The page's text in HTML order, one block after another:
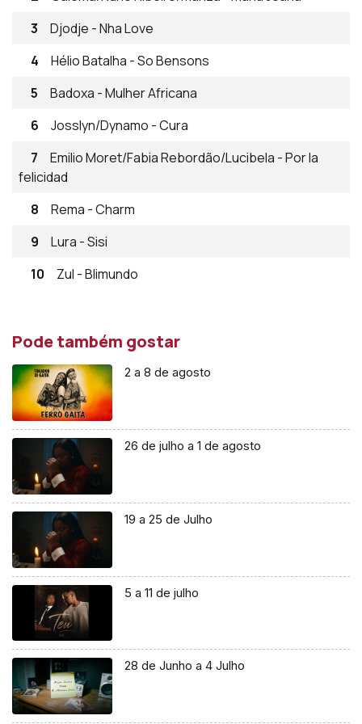
3
Djodje - Nha Love
4
Hélio Batalha - So Bensons
5
Badoxa - Mulher Africana
6
Josslyn/Dynamo - Cura
7
Emilio Moret/Fabia Rebordão/Lucibela - Por la
felicidad
8
Rema - Charm
9
Lura - Sisi
10
Zul - Blimundo
Pode também gostar
2 a 8 de agosto
26 de julho a 1 de agosto
19 a 25 de Julho
5 a 11 de julho
28 de Junho a 4 Julho